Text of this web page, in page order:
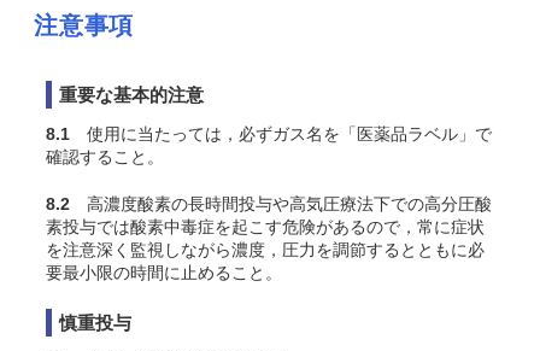
注意事項
重要な基本的注意
8.1 使用に当たっては，必ずガス名を「医薬品ラベル」で
確認すること。
8.2 高濃度酸素の長時間投与や高気圧療法下での高分圧酸
素投与では酸素中毒症を起こす危険があるので，常に症状
を注意深く監視しながら濃度，圧力を調節するとともに必
要最小限の時間に止めること。
慎重投与